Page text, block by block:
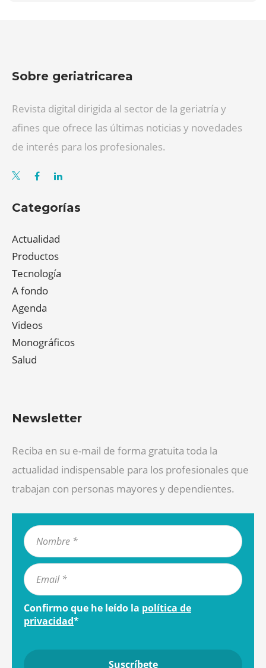
Sobre geriatricarea
Revista digital dirigida al sector de la geriatría y
afines que ofrece las últimas noticias y novedades
de interés para los profesionales.
Categorías
Actualidad
Productos
Tecnología
A fondo
Agenda
Videos
Monográficos
Salud
Newsletter
Reciba en su e-mail de forma gratuita toda la
actualidad indispensable para los profesionales que
trabajan con personas mayores y dependientes.
Confirmo que he leído la política de
privacidad*